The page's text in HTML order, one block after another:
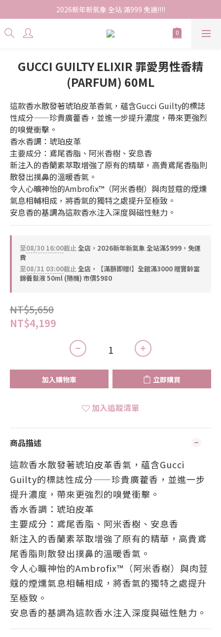
2026新年新氣象 全站 滿999 免運!!!!
GUCCI GUILTY ELIXIR 罪愛男性香精
(PARFUM) 60ML
這款香水散發著琥珀皮革香氣，蘊含Gucci Guilty的標誌
性成分——珍貴廣藿香，並進一步提升濃度，帶來更強烈
的嗅覺衝擊。
香水香調：琥珀皮革
主要成分：鳶尾香脂、阿米香樹、安息香
新注入的香蘭素萃取增強了原有的精華，高貴鳶尾香脂則
散發出撲鼻的溫暖香氣。
令人心曠神怡的Ambrofix™（阿米香樹）與肉荳蔻的煙燻
氣息相輔相成，將香氣的獨特之處提升至極致。
安息香的基調為這款香水注入深度與磁性魅力。
至08/30 16:00截止全店，2026新年新氣象 全站滿$999，免運
費
至08/31 03:00截止全店，【滿額即贈!】全館滿3000 贈寶齡富
錦養髮液 50ml (隨機) 市價$980
NT$5,650
NT$4,199
加入購物車 立即購買
加入追蹤清單
商品描述
這款香水散發著琥珀皮革香氣，蘊含Gucci
Guilty的標誌性成分——珍貴廣藿香，並進一步
提升濃度，帶來更強烈的嗅覺衝擊。
香水香調：琥珀皮革
主要成分：鳶尾香脂、阿米香樹、安息香
新注入的香蘭素萃取增強了原有的精華，高貴鳶
尾香脂則散發出撲鼻的溫暖香氣。
令人心曠神怡的Ambrofix™（阿米香樹）與肉荳
蔻的煙燻氣息相輔相成，將香氣的獨特之處提升
至極致。
安息香的基調為這款香水注入深度與磁性魅力。